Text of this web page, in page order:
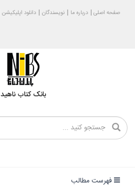
صفحه اصلی درباره ما نویسندگان دانلود اپلیکیشن
بانک کتاب ناهید
فهرست مطالب